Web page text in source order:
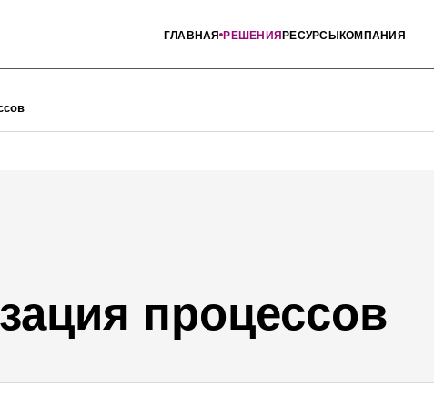
ГЛАВНАЯ РЕШЕНИЯРЕСУРСЫКОМПАНИЯ
процессов